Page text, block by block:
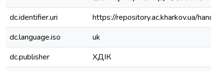
dc.identifier.uri
https://repository.ac.kharkov.ua/
dc.language.iso
uk
dc.publisher
ХДІК